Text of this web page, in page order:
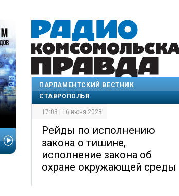
ПАРЛАМЕНТСКИЙ ВЕСТНИК
СТАВРОПОЛЬЯ
17:03 | 16 июня 2023
Рейды по исполнению
закона о тишине,
исполнение закона об
охране окружающей среды